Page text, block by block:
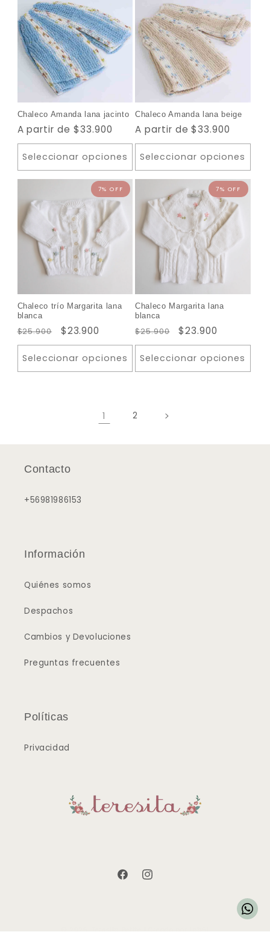
Desde 23% OFF Desde
Chaleco Amanda lana jacinto
Precio
habitual
A partir de $33.900
Seleccionar opciones
Chaleco Amanda lana beige
Precio
habitual
A partir de $33.900
Seleccionar opciones
Chaleco trío Margarita lana
blanca
Precio
habitual
$25.900
Precio
de
oferta
$23.900
Seleccionar opciones
Chaleco Margarita lana
blanca
Precio
habitual
$25.900
Precio
de
oferta
$23.900
Seleccionar opciones
1 2
Contacto
+56981986153
Información
Quiénes somos
Despachos
Cambios y Devoluciones
Preguntas frecuentes
Políticas
Privacidad
FacebookInstagram
© 2026, Teresita Petite | Creado por Lab51